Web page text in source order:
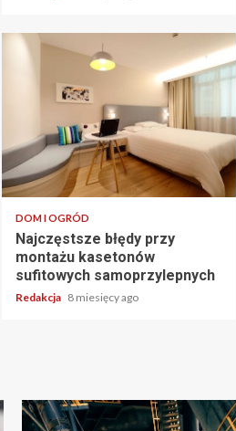
DOM I OGRÓD
Najczęstsze błędy przy
montażu kasetonów
sufitowych samoprzylepnych
Redakcja 8 miesięcy ago